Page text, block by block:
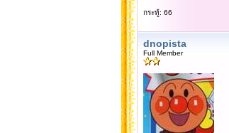
กระทู้: 66
dnopista
Full Member